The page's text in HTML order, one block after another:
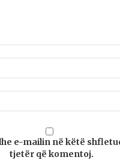
e-mailin në këtë
tjetër që komentoj.